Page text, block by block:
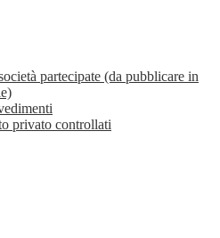
partecipate (da pubblicare in
privato controllati